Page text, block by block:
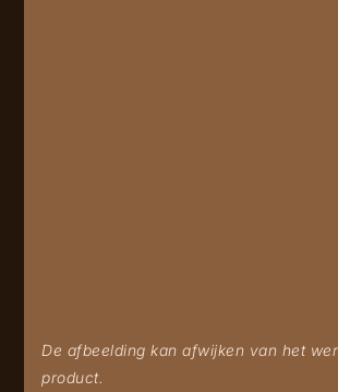
De afbeelding kan afwijken van het
product.